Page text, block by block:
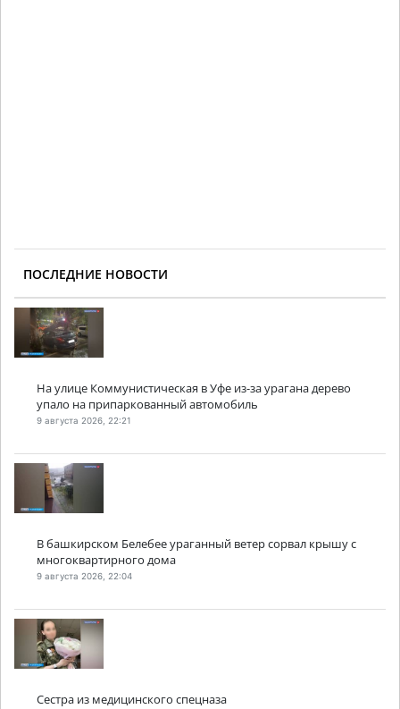
ПОСЛЕДНИЕ НОВОСТИ
На улице Коммунистическая в Уфе из-за урагана дерево
упало на припаркованный автомобиль
9 августа 2026, 22:21
В башкирском Белебее ураганный ветер сорвал крышу с
многоквартирного дома
9 августа 2026, 22:04
Сестра из медицинского спецназа